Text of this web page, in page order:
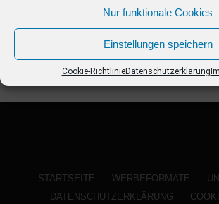
Nur funktionale Cookies
Einstellungen speichern
Cookie-RichtlinieDatenschutzerklärung
STARTSEITE WERBEFORMATE
DATENSCHUTZERKLÄRUNG